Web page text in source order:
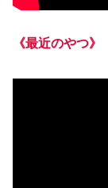
《最近のやつ》